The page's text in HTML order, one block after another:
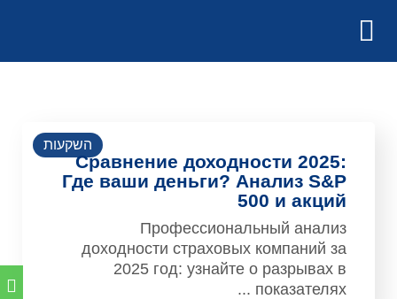
השקעות
Сравнение доходности 2025:
Где ваши деньги? Анализ S&P
500 и акций
Профессиональный анализ
доходности страховых компаний за
2025 год: узнайте о разрывах в
показателях ...